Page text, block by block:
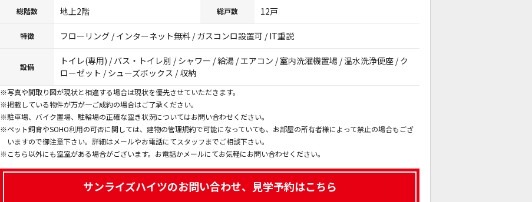
総階数 地上2階 総戸数 12戸
特徴 フローリング / インターネット無料 / ガスコンロ設置可 / IT重説
設備
トイレ(専用) / バス・トイレ別 / シャワー / 給湯 / エアコン / 室内洗濯機置場 / 温水洗浄便座 / ク
ローゼット / シューズボックス / 収納
※写真や間取り図が現状と相違する場合は現状を優先させていただきます。
※掲載している物件が万が一ご成約の場合はご了承ください。
※駐車場、バイク置場、駐輪場の正確な空き状況についてはお問い合わせください。
※ペット飼育やSOHO利用の可否に関しては、建物の管理規約で可能になっていても、お部屋の所有者様によって禁止の場合もござ
いますので御注意下さい。詳細はメールやお電話にてスタッフまでご相談下さい。
※こちら以外にも空室がある場合がございます。お電話かメールにてお気軽にお問い合わせください。
サンライズハイツのお問い合わせ、見学予約はこちら